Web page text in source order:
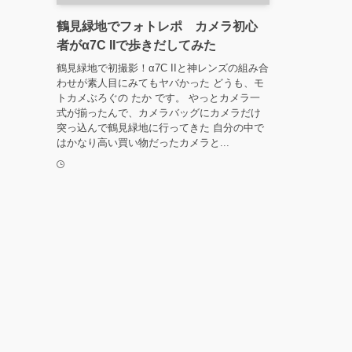
鶴見緑地でフォトレポ カメラ初心
者がα7C IIで歩きだしてみた
鶴見緑地で初撮影！α7C IIと神レンズの組み合
わせが素人目にみてもヤバかった どうも、モ
トカメぶろぐの たか です。 やっとカメラ一
式が揃ったんで、カメラバッグにカメラだけ
突っ込んで鶴見緑地に行ってきた 自分の中で
はかなり高い買い物だったカメラと...